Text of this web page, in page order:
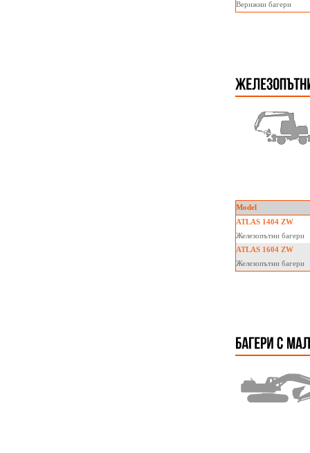
Верижни багери
Model
ATLAS 1404 ZW
Железопътни багери
ATLAS 1604 ZW
Железопътни багери